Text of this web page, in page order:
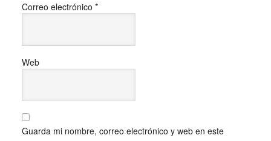
Correo electrónico *
Web
Guarda mi nombre, correo electrónico y web en este